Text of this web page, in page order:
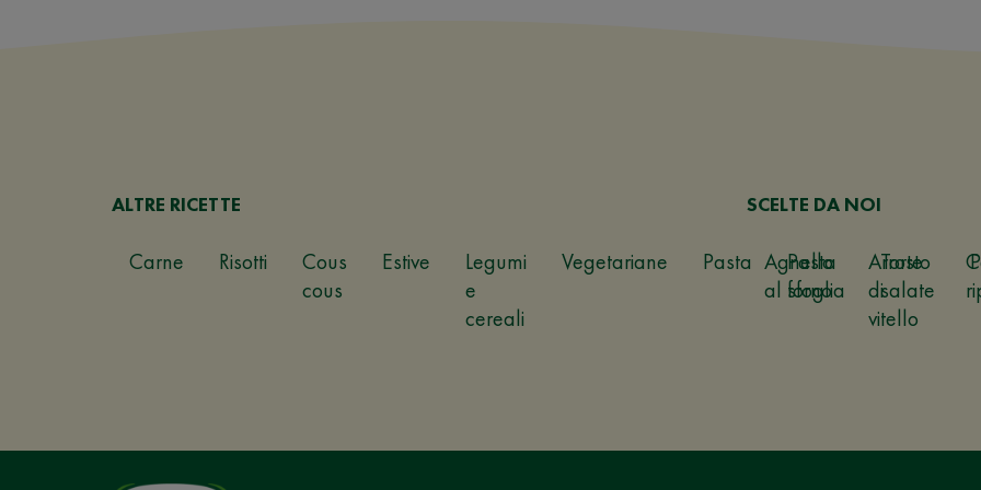
ALTRE RICETTE
Carne Risotti
Cous
cous
Estive
Legumi
e
cereali
Vegetariane Pasta
Pasta
sfoglia
Torte
salate
SCELTE DA NOI
Agnello
al forno
Arrosto
di
vitello